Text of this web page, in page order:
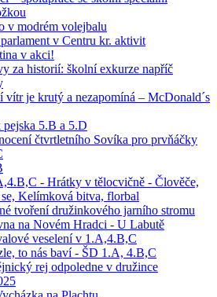
v modrém volejbalu
v Centru kr. aktivit
v akci!
za historií: školní exkurze napříč
vítr je krutý a nezapomíná – McDonald´s
5.B a 5.D
čtvrtletního Sovíka pro prvňáčky
- Hrátky v tělocvičně - Člověče,
Kelímková bitva, florbal
tvoření družinkového jarního stromu
na Novém Hradci - U Labutě
veselení v 1.A,4.B,C
to nás baví - ŠD 1.A, 4.B,C
rej odpoledne v družince